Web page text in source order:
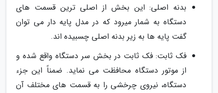
بدنه اصلی: این بخش از اصلی ترین قسمت های
دستگاه به شمار میرود که در مدل پایه دار می توان
گفت پایه ها به زیر بدنه اصلی چسبیده اند.
فک ثابت: فک ثابت در بخش سر دستگاه واقع شده و
از موتور دستگاه محافظت می نماید. ضمناً این جزء
دستگاه، نیروی چرخشی را به قسمت های مختلف آن